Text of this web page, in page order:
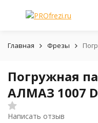
Главная Фрезы
Погружная
АЛМАЗ 1007
Написать отзыв